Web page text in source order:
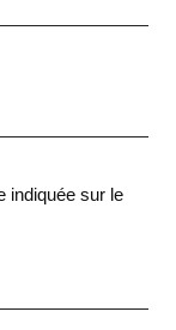
indiquée sur le